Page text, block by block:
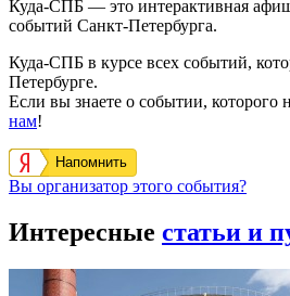
Куда-СПБ — это интерактивная
событий Санкт-Петербурга.
Куда-СПБ в курсе всех событий,
Петербурге.
Если вы знаете о событии, которого
нам!
Напомнить
Вы организатор этого события?
Интересные статьи и